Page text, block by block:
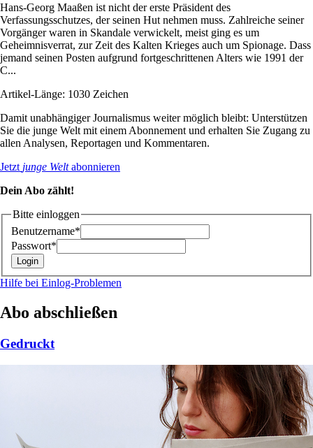
Hans-Georg Maaßen ist nicht der erste Präsident des
Verfassungsschutzes, der seinen Hut nehmen muss. Zahlreiche seiner
Vorgänger waren in Skandale verwickelt, meist ging es um
Geheimnisverrat, zur Zeit des Kalten Krieges auch um Spionage. Dass
jemand seinen Posten aufgrund fortgeschrittenen Alters wie 1991 der
C...
Artikel-Länge: 1030 Zeichen
Damit unabhängiger Journalismus weiter möglich bleibt: Unterstützen
Sie die junge Welt mit einem Abonnement und erhalten Sie Zugang zu
allen Analysen, Reportagen und Kommentaren.
Jetzt junge Weltabonnieren
Dein Abo zählt!
Bitte einloggen
Benutzername*
Passwort*
Hilfe bei Einlog-Problemen
Abo abschließen
Gedruckt